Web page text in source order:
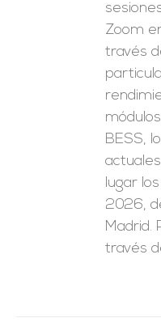
Zoom
través
BESS,
lugar
2026,
Madrid.
través